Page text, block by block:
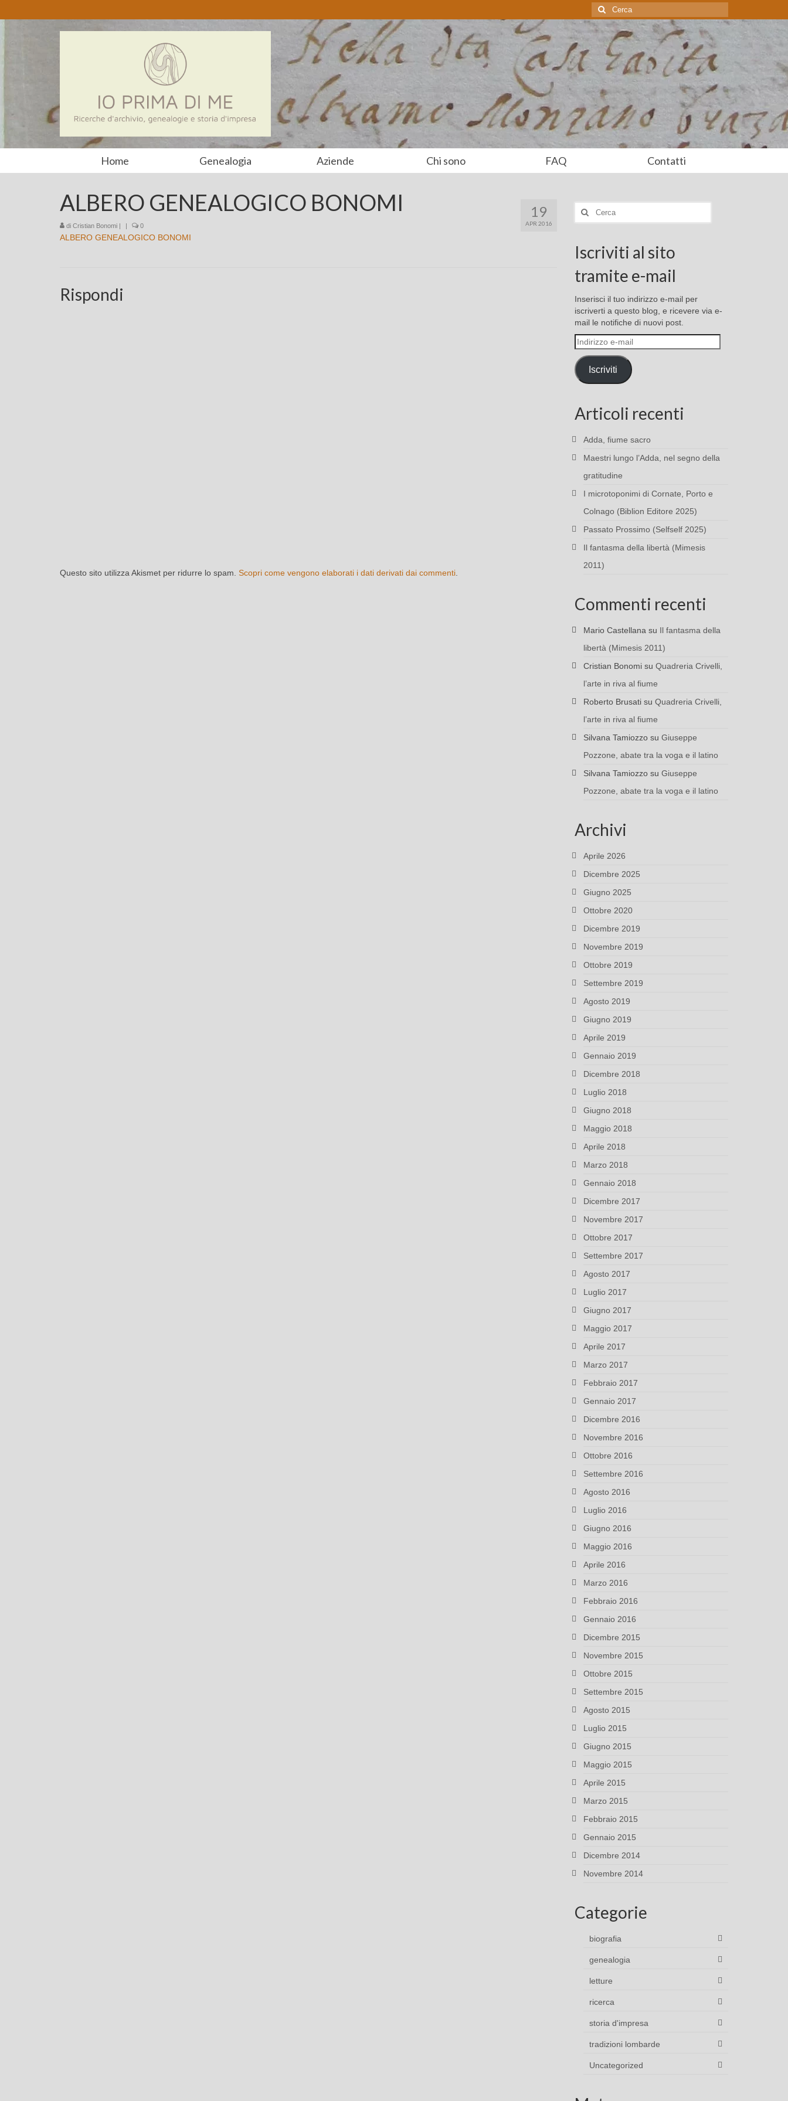
Cerca:
Home Genealogia Aziende Chi sono FAQ Contatti
19
APR 2016
ALBERO GENEALOGICO BONOMI
di Cristian Bonomi | | 0
ALBERO GENEALOGICO BONOMI
Rispondi
Questo sito utilizza Akismet per ridurre lo spam. Scopri come vengono elaborati i dati derivati dai commenti
Cerca:
Iscriviti al sito
tramite e-mail
Inserisci il tuo indirizzo e-mail per
iscriverti a questo blog, e ricevere via e-
mail le notifiche di nuovi post.
Indirizzo
e-
mail
Iscriviti
Articoli recenti
Adda, fiume sacro
Maestri lungo l’Adda, nel segno della
gratitudine
I microtoponimi di Cornate, Porto e
Colnago (Biblion Editore 2025)
Passato Prossimo (Selfself 2025)
Il fantasma della libertà (Mimesis
2011)
Commenti recenti
Mario Castellana su Il fantasma della
libertà (Mimesis 2011)
Cristian Bonomisu Quadreria Crivelli,
l’arte in riva al fiume
Roberto Brusatisu Quadreria Crivelli,
l’arte in riva al fiume
Silvana Tamiozzosu Giuseppe
Pozzone, abate tra la voga e il latino
Silvana Tamiozzosu Giuseppe
Pozzone, abate tra la voga e il latino
Archivi
Aprile 2026
Dicembre 2025
Giugno 2025
Ottobre 2020
Dicembre 2019
Novembre 2019
Ottobre 2019
Settembre 2019
Agosto 2019
Giugno 2019
Aprile 2019
Gennaio 2019
Dicembre 2018
Luglio 2018
Giugno 2018
Maggio 2018
Aprile 2018
Marzo 2018
Gennaio 2018
Dicembre 2017
Novembre 2017
Ottobre 2017
Settembre 2017
Agosto 2017
Luglio 2017
Giugno 2017
Maggio 2017
Aprile 2017
Marzo 2017
Febbraio 2017
Gennaio 2017
Dicembre 2016
Novembre 2016
Ottobre 2016
Settembre 2016
Agosto 2016
Luglio 2016
Giugno 2016
Maggio 2016
Aprile 2016
Marzo 2016
Febbraio 2016
Gennaio 2016
Dicembre 2015
Novembre 2015
Ottobre 2015
Settembre 2015
Agosto 2015
Luglio 2015
Giugno 2015
Maggio 2015
Aprile 2015
Marzo 2015
Febbraio 2015
Gennaio 2015
Dicembre 2014
Novembre 2014
Categorie
biografia
genealogia
letture
ricerca
storia d'impresa
tradizioni lombarde
Uncategorized